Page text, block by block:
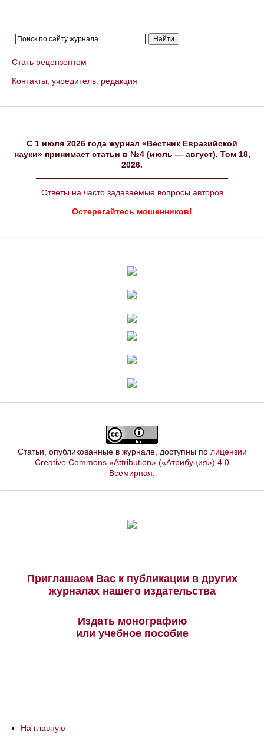
Стать рецензентом
Контакты, учредитель, редакция
C 1 июля 2026 года журнал «Вестник Евразийской
науки» принимает статьи в №4 (июль — август), Том 18,
2026.
Ответы на часто задаваемые вопросы авторов
Остерегайтесь мошенников!
Статьи, опубликованные в журнале, доступны по лицензии
Creative Commons «Attribution» («Атрибуция») 4.0
Всемирная
Приглашаем Вас к публикации в других
журналах нашего издательства
Издать монографию
или учебное пособие
На главную